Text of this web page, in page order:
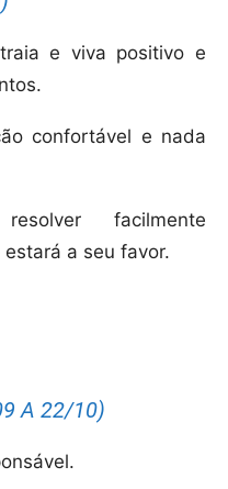
e viva positivo e
confortável e nada
facilmente
a seu favor.
A 22/10)